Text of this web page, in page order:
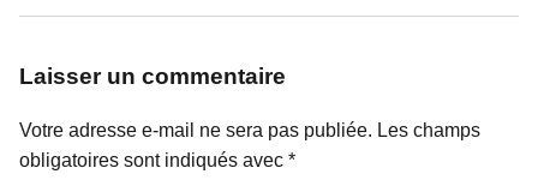
Laisser un commentaire
Votre adresse e-mail ne sera pas publiée. Les champs
obligatoires sont indiqués avec *